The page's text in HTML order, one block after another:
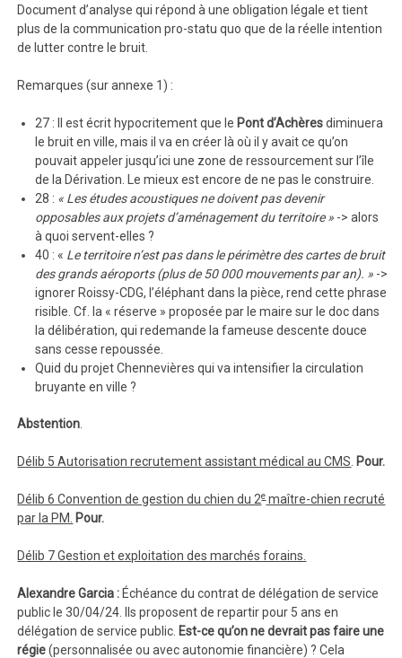
Document d’analyse qui répond à une obligation légale et tient
plus de la communication pro-statu quo que de la réelle intention
de lutter contre le bruit.
Remarques (sur annexe 1) :
27 : Il est écrit hypocritement que le Pont d’Achèresdiminuera
le bruit en ville, mais il va en créer là où il y avait ce qu’on
pouvait appeler jusqu’ici une zone de ressourcement sur l’île
de la Dérivation. Le mieux est encore de ne pas le construire.
28 : « Les études acoustiques ne doivent pas devenir
opposables aux projets d’aménagement du territoire » -> alors
à quoi servent-elles ?
40 : « Le territoire n’est pas dans le périmètre des cartes de bruit
des grands aéroports (plus de 50 000 mouvements par an). » ->
ignorer Roissy-CDG, l’éléphant dans la pièce, rend cette phrase
risible. Cf. la « réserve » proposée par le maire sur le doc dans
la délibération, qui redemande la fameuse descente douce
sans cesse repoussée.
Quid du projet Chennevières qui va intensifier la circulation
bruyante en ville ?
Abstention
Délib 5 Autorisation recrutement assistant médical au CMS Pour.
Délib 6 Convention de gestion du chien du 2emaître-chien recruté
par la PM.
Pour.
Délib 7 Gestion et exploitation des marchés forains.
Alexandre Garcia : Échéance du contrat de délégation de service
public le 30/04/24. Ils proposent de repartir pour 5 ans en
délégation de service public. Est-ce qu’on ne devrait pas faire une
régie(personnalisée ou avec autonomie financière) ? Cela